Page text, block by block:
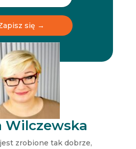
e
t
e
r
e
t
e
r
N
e
w
s
l
t
t
e
się →
Wilczewska
zrobione tak dobrze,